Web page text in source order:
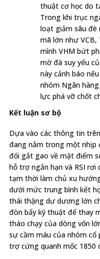
thuật cơ học do
Trong khi trục
loạt giảm sâu đè
mã lớn như VCB,
mình VHM bứt
mờ đà suy yếu
này cảnh báo
nhóm Ngân
lực phá vỡ chốt
Kết luận sơ bộ
Dựa vào các thông tin
đang nằm trong một nhịp
đối gắt gao về mặt điểm
hỗ trợ ngắn hạn và RSI
tạm thời làm chủ xu
dưới mức trung bình kết
thái thặng dư dương lớn
đòn bẩy kỹ thuật để thay
tháo chạy của dòng vốn
sự cầm máu của nhóm cổ
trợ cứng quanh mốc 1850